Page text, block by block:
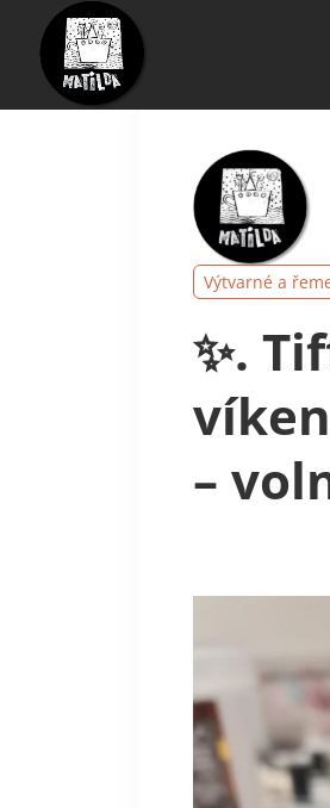
Výtvarné a
✨.
–